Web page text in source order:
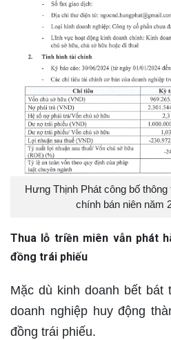
Hưng Thịnh Phát công bố
chính bán niên năm
Thua lỗ triền miên vẫn phát
đồng trái phiếu
Mặc dù kinh doanh bết bát
doanh nghiệp huy động
đồng trái phiếu.